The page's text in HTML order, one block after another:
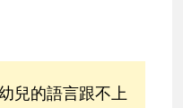
兒的語言跟不上